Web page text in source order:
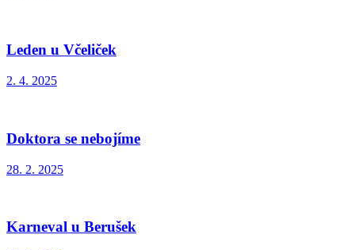
Leden u Včeliček
2. 4. 2025
Doktora se nebojíme
28. 2. 2025
Karneval u Berušek